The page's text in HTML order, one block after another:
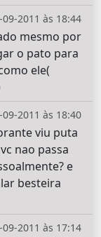
09-2011 às 18:44
mesmo por
o pato para
ele(
09-2011 às 18:40
viu puta
nao passa
e
besteira
09-2011 às 17:14